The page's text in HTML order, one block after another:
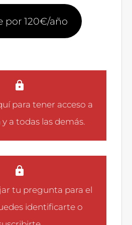
por 120€/año
para tener acceso a
a todas las demás.
tu pregunta para el
identificarte o